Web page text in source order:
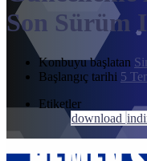
Son Sürüm
Konbuyu başlatan
Başlangıç tarihi 5
Etiketler
download